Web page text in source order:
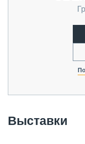
Выставки